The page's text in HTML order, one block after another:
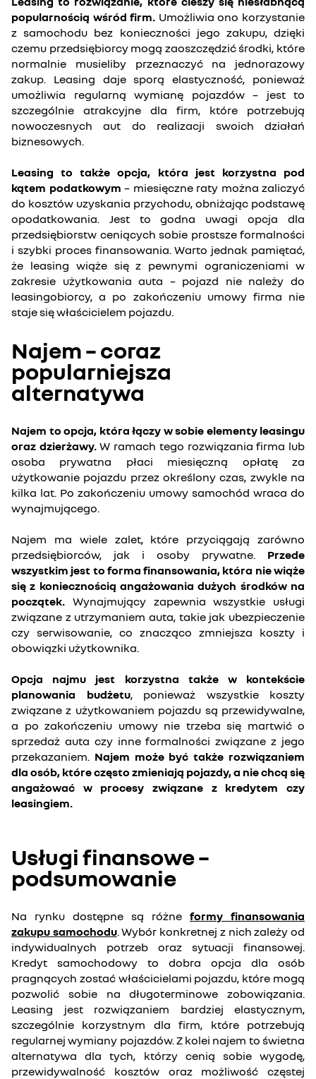
popularnością wśród firm. Umożliwia ono korzystanie
z samochodu bez konieczności jego zakupu, dzięki
czemu przedsiębiorcy mogą zaoszczędzić środki, które
normalnie musieliby przeznaczyć na jednorazowy
zakup. Leasing daje sporą elastyczność, ponieważ
umożliwia regularną wymianę pojazdów – jest to
szczególnie atrakcyjne dla firm, które potrzebują
nowoczesnych aut do realizacji swoich działań
biznesowych.
Leasing to także opcja, która jest korzystna pod
kątem podatkowym – miesięczne raty można zaliczyć
do kosztów uzyskania przychodu, obniżając podstawę
opodatkowania. Jest to godna uwagi opcja dla
przedsiębiorstw ceniących sobie prostsze formalności
i szybki proces finansowania. Warto jednak pamiętać,
że leasing wiąże się z pewnymi ograniczeniami w
zakresie użytkowania auta – pojazd nie należy do
leasingobiorcy, a po zakończeniu umowy firma nie
staje się właścicielem pojazdu.
Najem – coraz
popularniejsza
alternatywa
Najem to opcja, która łączy w sobie elementy leasingu
oraz dzierżawy.W ramach tego rozwiązania firma lub
osoba prywatna płaci miesięczną opłatę za
użytkowanie pojazdu przez określony czas, zwykle na
kilka lat. Po zakończeniu umowy samochód wraca do
wynajmującego.
Najem ma wiele zalet, które przyciągają zarówno
przedsiębiorców, jak i osoby prywatne. Przede
wszystkim jest to forma finansowania, która nie wiąże
się z koniecznością angażowania dużych środków na
początek. Wynajmujący zapewnia wszystkie usługi
związane z utrzymaniem auta, takie jak ubezpieczenie
czy serwisowanie, co znacząco zmniejsza koszty i
obowiązki użytkownika.
Opcja najmu jest korzystna także w kontekście
planowania budżetu, ponieważ wszystkie koszty
związane z użytkowaniem pojazdu są przewidywalne,
a po zakończeniu umowy nie trzeba się martwić o
sprzedaż auta czy inne formalności związane z jego
przekazaniem. Najem może być także rozwiązaniem
dla osób, które często zmieniają pojazdy, a nie chcą się
angażować w procesy związane z kredytem czy
leasingiem.
Usługi finansowe –
podsumowanie
Na rynku dostępne są różne formy finansowania
zakupu samochodu. Wybór konkretnej z nich zależy od
indywidualnych potrzeb oraz sytuacji finansowej.
Kredyt samochodowy to dobra opcja dla osób
pragnących zostać właścicielami pojazdu, które mogą
pozwolić sobie na długoterminowe zobowiązania.
Leasing jest rozwiązaniem bardziej elastycznym,
szczególnie korzystnym dla firm, które potrzebują
regularnej wymiany pojazdów. Z kolei najem to świetna
alternatywa dla tych, którzy cenią sobie wygodę,
przewidywalność kosztów oraz możliwość częstej